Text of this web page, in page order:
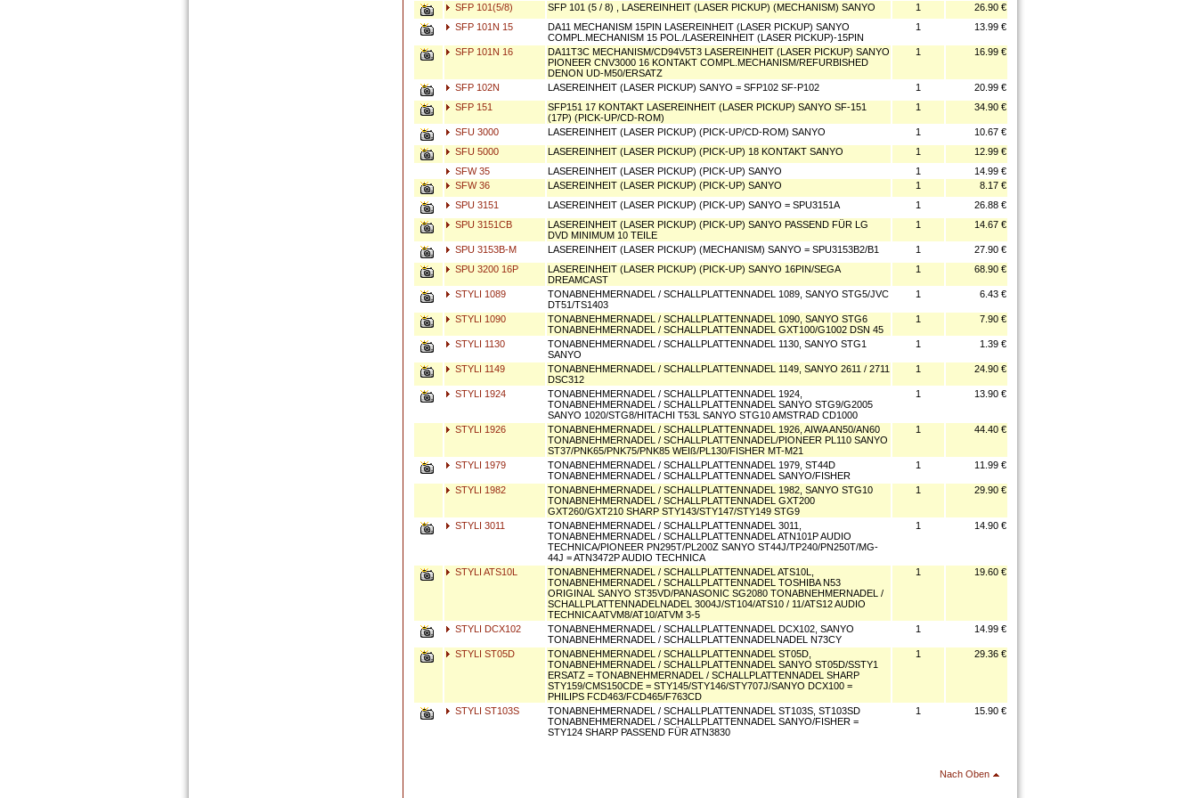
SFP 101(5/8)
SFP 101 (5 / 8) , LASEREINHEIT (LASER PICKUP) (MECHANISM) SANYO 1
26.90 €
SFP 101N 15
DA11 MECHANISM 15PIN LASEREINHEIT (LASER PICKUP) SANYO
COMPL.MECHANISM 15 POL./LASEREINHEIT (LASER PICKUP)-15PIN
1 13.99 €
SFP 101N 16
DA11T3C MECHANISM/CD94V5T3 LASEREINHEIT (LASER PICKUP) SANYO
PIONEER CNV3000 16 KONTAKT COMPL.MECHANISM/REFURBISHED
DENON UD-M50/ERSATZ
1 16.99 €
SFP 102N LASEREINHEIT (LASER PICKUP) SANYO = SFP102 SF-P102 1
20.99 €
SFP 151
SFP151 17 KONTAKT LASEREINHEIT (LASER PICKUP) SANYO SF-151
(17P) (PICK-UP/CD-ROM)
1 34.90 €
SFU 3000 LASEREINHEIT (LASER PICKUP) (PICK-UP/CD-ROM) SANYO 1
10.67 €
SFU 5000
LASEREINHEIT (LASER PICKUP) (PICK-UP) 18 KONTAKT SANYO 1
12.99 €
SFW 35
LASEREINHEIT (LASER PICKUP) (PICK-UP) SANYO 1
14.99 €
SFW 36
LASEREINHEIT (LASER PICKUP) (PICK-UP) SANYO 1
8.17 €
SPU 3151
LASEREINHEIT (LASER PICKUP) (PICK-UP) SANYO = SPU3151A 1
26.88 €
SPU 3151CB
LASEREINHEIT (LASER PICKUP) (PICK-UP) SANYO PASSEND FÜR LG
DVD MINIMUM 10 TEILE
1 14.67 €
SPU 3153B-M LASEREINHEIT (LASER PICKUP) (MECHANISM) SANYO = SPU3153B2/B1 1
27.90 €
SPU 3200 16P
LASEREINHEIT (LASER PICKUP) (PICK-UP) SANYO 16PIN/SEGA
DREAMCAST
1 68.90 €
STYLI 1089
TONABNEHMERNADEL / SCHALLPLATTENNADEL 1089, SANYO STG5/JVC
DT51/TS1403
1 6.43 €
STYLI 1090
TONABNEHMERNADEL / SCHALLPLATTENNADEL 1090, SANYO STG6
TONABNEHMERNADEL / SCHALLPLATTENNADEL GXT100/G1002 DSN 45
1 7.90 €
STYLI 1130
TONABNEHMERNADEL / SCHALLPLATTENNADEL 1130, SANYO STG1
SANYO
1 1.39 €
STYLI 1149
TONABNEHMERNADEL / SCHALLPLATTENNADEL 1149, SANYO 2611 / 2711
DSC312
1 24.90 €
STYLI 1924
TONABNEHMERNADEL / SCHALLPLATTENNADEL 1924,
TONABNEHMERNADEL / SCHALLPLATTENNADEL SANYO STG9/G2005
SANYO 1020/STG8/HITACHI T53L SANYO STG10 AMSTRAD CD1000
1 13.90 €
STYLI 1926
TONABNEHMERNADEL / SCHALLPLATTENNADEL 1926, AIWA AN50/AN60
TONABNEHMERNADEL / SCHALLPLATTENNADEL/PIONEER PL110 SANYO
ST37/PNK65/PNK75/PNK85 WEIß/PL130/FISHER MT-M21
1 44.40 €
STYLI 1979
TONABNEHMERNADEL / SCHALLPLATTENNADEL 1979, ST44D
TONABNEHMERNADEL / SCHALLPLATTENNADEL SANYO/FISHER
1 11.99 €
STYLI 1982
TONABNEHMERNADEL / SCHALLPLATTENNADEL 1982, SANYO STG10
TONABNEHMERNADEL / SCHALLPLATTENNADEL GXT200
GXT260/GXT210 SHARP STY143/STY147/STY149 STG9
1 29.90 €
STYLI 3011
TONABNEHMERNADEL / SCHALLPLATTENNADEL 3011,
TONABNEHMERNADEL / SCHALLPLATTENNADEL ATN101P AUDIO
TECHNICA/PIONEER PN295T/PL200Z SANYO ST44J/TP240/PN250T/MG-
44J = ATN3472P AUDIO TECHNICA
1 14.90 €
STYLI ATS10L
TONABNEHMERNADEL / SCHALLPLATTENNADEL ATS10L,
TONABNEHMERNADEL / SCHALLPLATTENNADEL TOSHIBA N53
ORIGINAL SANYO ST35VD/PANASONIC SG2080 TONABNEHMERNADEL /
SCHALLPLATTENNADELNADEL 3004J/ST104/ATS10 / 11/ATS12 AUDIO
TECHNICA ATVM8/AT10/ATVM 3-5
1 19.60 €
STYLI DCX102
TONABNEHMERNADEL / SCHALLPLATTENNADEL DCX102, SANYO
TONABNEHMERNADEL / SCHALLPLATTENNADELNADEL N73CY
1 14.99 €
STYLI ST05D
TONABNEHMERNADEL / SCHALLPLATTENNADEL ST05D,
TONABNEHMERNADEL / SCHALLPLATTENNADEL SANYO ST05D/SSTY1
ERSATZ = TONABNEHMERNADEL / SCHALLPLATTENNADEL SHARP
STY159/CMS150CDE = STY145/STY146/STY707J/SANYO DCX100 =
PHILIPS FCD463/FCD465/F763CD
1 29.36 €
STYLI ST103S
TONABNEHMERNADEL / SCHALLPLATTENNADEL ST103S, ST103SD
TONABNEHMERNADEL / SCHALLPLATTENNADEL SANYO/FISHER =
STY124 SHARP PASSEND FÜR ATN3830
1 15.90 €
Nach Oben